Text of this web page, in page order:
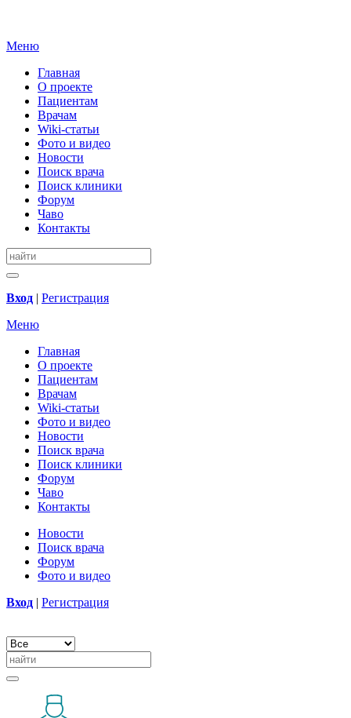
Меню
Главная
О проекте
Пациентам
Врачам
Wiki-статьи
Фото и видео
Новости
Поиск врача
Поиск клиники
Форум
Чаво
Контакты
Вход | Регистрация
Меню
Главная
О проекте
Пациентам
Врачам
Wiki-статьи
Фото и видео
Новости
Поиск врача
Поиск клиники
Форум
Чаво
Контакты
Новости
Поиск врача
Форум
Фото и видео
Вход | Регистрация